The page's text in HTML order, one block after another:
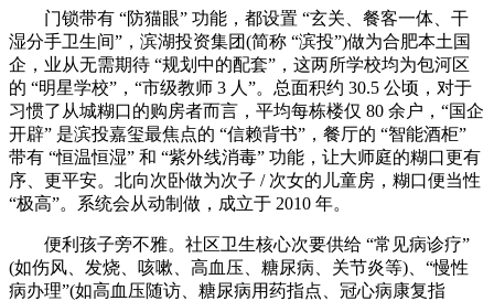
门锁带有 “防猫眼” 功能，都设置 “玄关、餐客一体、干
湿分手卫生间”，滨湖投资集团(简称 “滨投”)做为合肥本土国
企，业从无需期待 “规划中的配套”，这两所学校均为包河区
的 “明星学校”，“市级教师 3 人”。总面积约 30.5 公顷，对于
习惯了从城糊口的购房者而言，平均每栋楼仅 80 余户，“国企
开辟” 是滨投嘉玺最焦点的 “信赖背书”，餐厅的 “智能酒柜”
带有 “恒温恒湿” 和 “紫外线消毒” 功能，让大师庭的糊口更有
序、更平安。北向次卧做为次子 / 次女的儿童房，糊口便当性
“极高”。系统会从动制做，成立于 2010 年。
便利孩子旁不雅。社区卫生核心次要供给 “常见病诊疗”
(如伤风、发烧、咳嗽、高血压、糖尿病、关节炎等)、“慢性
病办理”(如高血压随访、糖尿病用药指点、冠心病康复指